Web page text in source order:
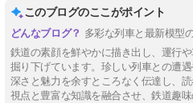
このブログのここがポイント
多彩な列車と最新模型
鉄道の素顔を鮮やかに描き出し、運行
掘り下げています。珍しい列車との遭
深さと魅力を余すところなく伝達し、
視点と豊富な知識を融合させ、鉄道趣